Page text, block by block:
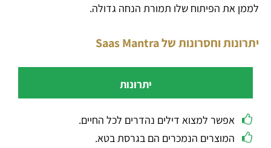
לממן את הפיתוח שלו תמורת הנחה גדולה.
יתרונות וחסרונות של Saas Mantra
יתרונות
אפשר למצוא דילים נהדרים לכל החיים.
המוצרים הנמכרים הם בגרסת בטא.